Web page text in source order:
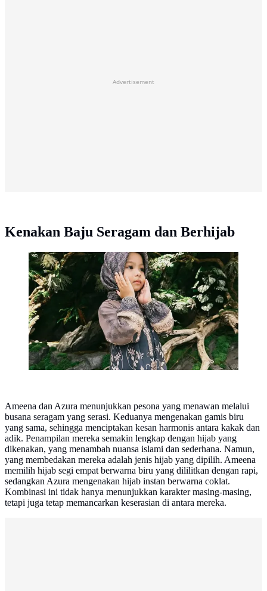
Advertisement
Kenakan Baju Seragam dan Berhijab
Gemas Banget, Intip Potret Ameena dan Azura Anak
Aurel Hermansyah dan Atta Halilintar Tampil Berhijab
Ameena dan Azura menunjukkan pesona yang menawan melalui
busana seragam yang serasi. Keduanya mengenakan gamis biru
yang sama, sehingga menciptakan kesan harmonis antara kakak dan
adik. Penampilan mereka semakin lengkap dengan hijab yang
dikenakan, yang menambah nuansa islami dan sederhana. Namun,
yang membedakan mereka adalah jenis hijab yang dipilih. Ameena
memilih hijab segi empat berwarna biru yang dililitkan dengan rapi,
sedangkan Azura mengenakan hijab instan berwarna coklat.
Kombinasi ini tidak hanya menunjukkan karakter masing-masing,
tetapi juga tetap memancarkan keserasian di antara mereka.